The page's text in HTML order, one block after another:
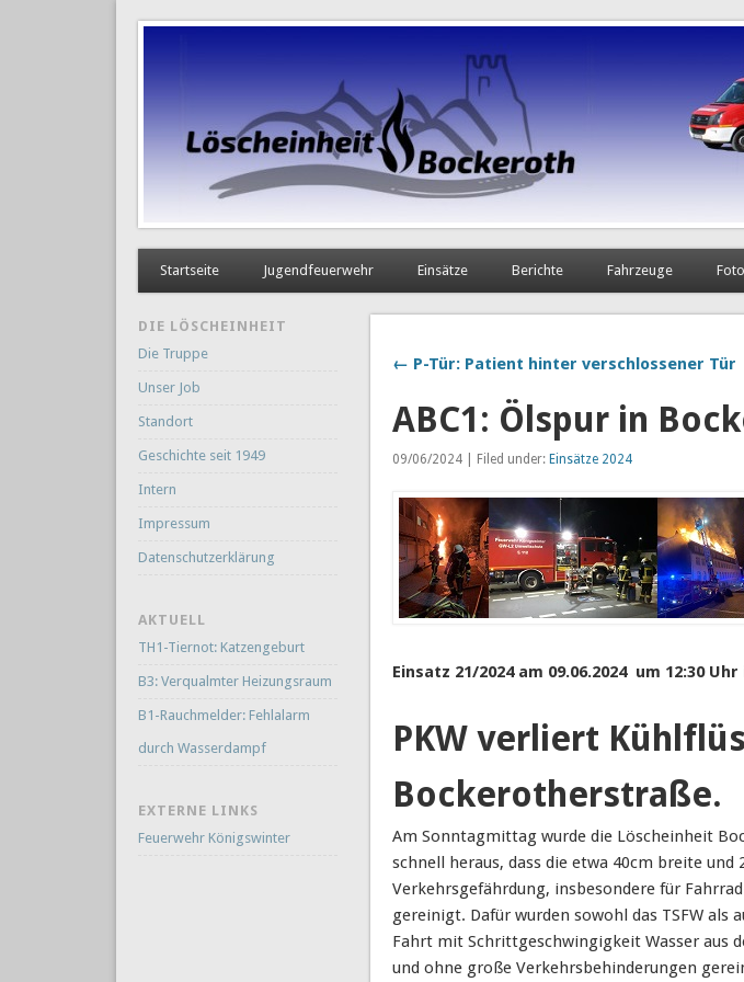
Startseite Jugendfeuerwehr Einsätze Berichte Fahrzeuge
← P-Tür: Patient hinter verschlossener Tür
ABC1: Ölspur in
09/06/2024 | Filed under: Einsätze 2024
Einsatz 21/2024 am 09.06.2024 um 12:30
PKW verliert
Bockerotherstraße.
Am Sonntagmittag wurde die Löscheinheit
schnell heraus, dass die etwa 40cm breite
Verkehrsgefährdung, insbesondere für
gereinigt. Dafür wurden sowohl das TSFW als
Fahrt mit Schrittgeschwingigkeit Wasser aus
und ohne große Verkehrsbehinderungen
DIE LÖSCHEINHEIT
Die Truppe
Unser Job
Standort
Geschichte seit 1949
Intern
Impressum
Datenschutzerklärung
AKTUELL
TH1-Tiernot: Katzengeburt
B3: Verqualmter Heizungsraum
B1-Rauchmelder: Fehlalarm
durch Wasserdampf
EXTERNE LINKS
Feuerwehr Königswinter